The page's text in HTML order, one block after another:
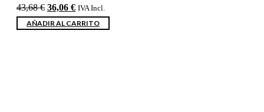
43,68€ El
precio
original
36,06 €El
precio
actual
IVA Incl.
AÑADIR AL CARRITO